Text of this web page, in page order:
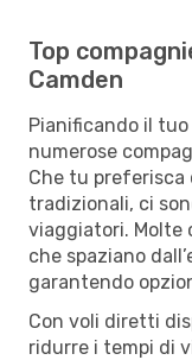
Top
Camden
Pianificando il
numerose
Che tu
tradizionali, ci
viaggiatori. Molte
che spaziano
garantendo
Con voli diretti
ridurre i tempi di